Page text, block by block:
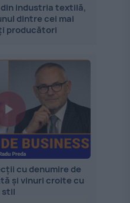
industria textilă,
dintre cei mai
producători
cu denumire de
și vinuri croite cu
stil